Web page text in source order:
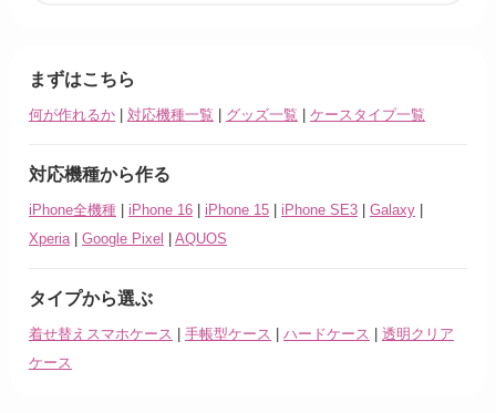
まずはこちら
何が作れるか | 対応機種一覧 | グッズ一覧 | ケースタイプ一覧
対応機種から作る
iPhone全機種 | iPhone 16 | iPhone 15 | iPhone SE3 | Galaxy |
Xperia | Google Pixel | AQUOS
タイプから選ぶ
着せ替えスマホケース | 手帳型ケース | ハードケース | 透明クリア
ケース